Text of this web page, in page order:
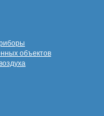
объектов